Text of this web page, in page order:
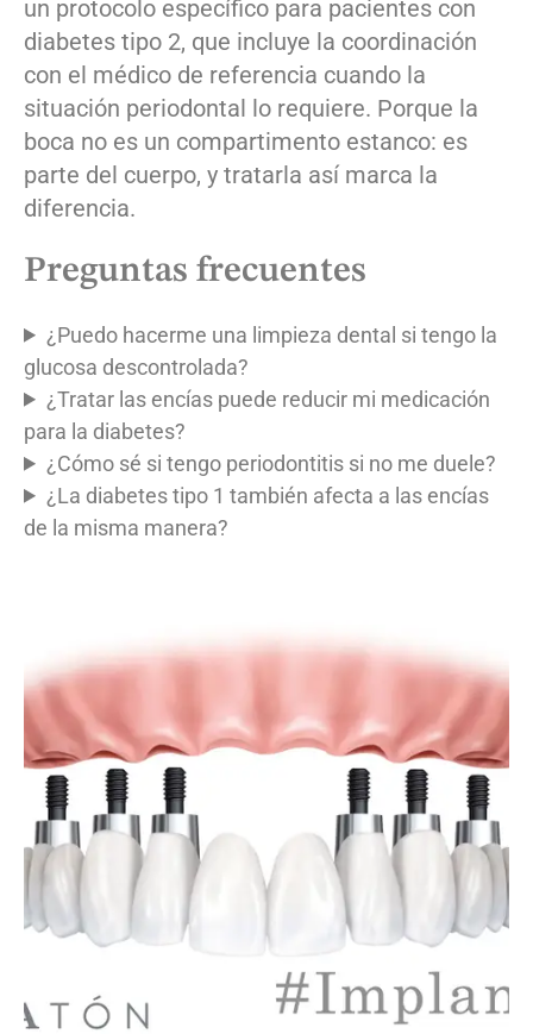
un protocolo específico para pacientes con
diabetes tipo 2, que incluye la coordinación
con el médico de referencia cuando la
situación periodontal lo requiere. Porque la
boca no es un compartimento estanco: es
parte del cuerpo, y tratarla así marca la
diferencia.
Preguntas frecuentes
¿Puedo hacerme una limpieza dental si tengo la
glucosa descontrolada?
¿Tratar las encías puede reducir mi medicación
para la diabetes?
¿Cómo sé si tengo periodontitis si no me duele?
¿La diabetes tipo 1 también afecta a las encías
de la misma manera?